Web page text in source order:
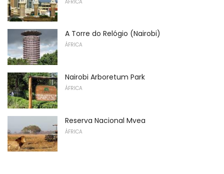
ÁFRICA
A Torre do Relógio (Nairobi)
ÁFRICA
Nairobi Arboretum Park
ÁFRICA
Reserva Nacional Mvea
ÁFRICA